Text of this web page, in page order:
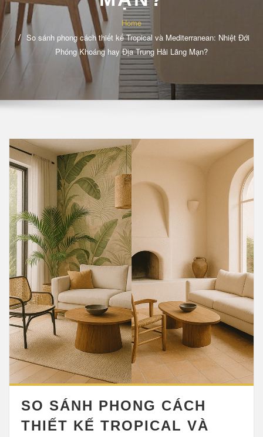
Home
So sánh phong cách thiết kế Tropical và Mediterranean: Nhiệt Đới
Phóng Khoáng hay Địa Trung Hải Lãng Mạn?
SO SÁNH PHONG CÁCH
THIẾT KẾ TROPICAL VÀ